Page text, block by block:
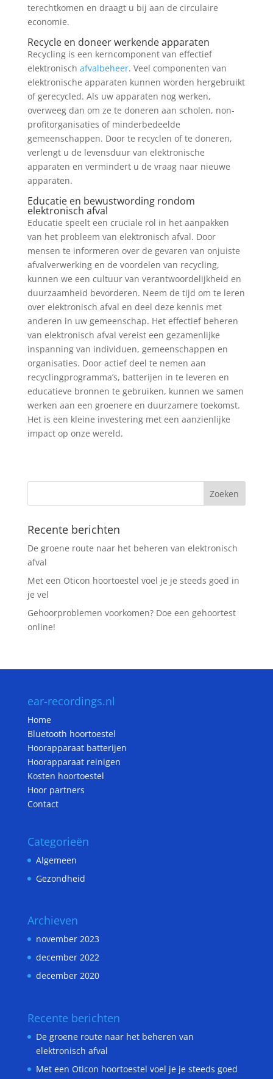
terechtkomen en draagt u bij aan de circulaire
economie.
Recycle en doneer werkende apparaten
Recycling is een kerncomponent van effectief
elektronisch afvalbeheer. Veel componenten van
elektronische apparaten kunnen worden hergebruikt
of gerecycled. Als uw apparaten nog werken,
overweeg dan om ze te doneren aan scholen, non-
profitorganisaties of minderbedeelde
gemeenschappen. Door te recyclen of te doneren,
verlengt u de levensduur van elektronische
apparaten en vermindert u de vraag naar nieuwe
apparaten.
Educatie en bewustwording rondom
elektronisch afval
Educatie speelt een cruciale rol in het aanpakken
van het probleem van elektronisch afval. Door
mensen te informeren over de gevaren van onjuiste
afvalverwerking en de voordelen van recycling,
kunnen we een cultuur van verantwoordelijkheid en
duurzaamheid bevorderen. Neem de tijd om te leren
over elektronisch afval en deel deze kennis met
anderen in uw gemeenschap. Het effectief beheren
van elektronisch afval vereist een gezamenlijke
inspanning van individuen, gemeenschappen en
organisaties. Door actief deel te nemen aan
recyclingprogramma’s, batterijen in te leveren en
educatieve bronnen te gebruiken, kunnen we samen
werken aan een groenere en duurzamere toekomst.
Het is een kleine investering met een aanzienlijke
impact op onze wereld.
Recente berichten
De groene route naar het beheren van elektronisch
afval
Met een Oticon hoortoestel voel je je steeds goed in
je vel
Gehoorproblemen voorkomen? Doe een gehoortest
online!
ear-recordings.nl
Home
Bluetooth hoortoestel
Hoorapparaat batterijen
Hoorapparaat reinigen
Kosten hoortoestel
Hoor partners
Contact
Categorieën
Algemeen
Gezondheid
Archieven
november 2023
december 2022
december 2020
Recente berichten
De groene route naar het beheren van
elektronisch afval
Met een Oticon hoortoestel voel je je steeds goed